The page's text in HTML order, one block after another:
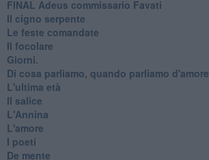
FINAL Adeus commissario Favati
Il cigno serpente
Le feste comandate
Il focolare
Giorni.
Di cosa parliamo, quando parliamo d'amore
L'ultima età
Il salice
L'Annina
L'amore
I poeti
De mente